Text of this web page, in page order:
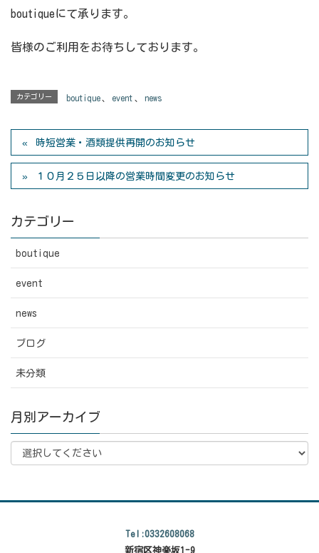
boutiqueにて承ります。
皆様のご利用をお待ちしております。
カテゴリー boutique event news
時短営業・酒類提供再開のお知らせ
１０月２５日以降の営業時間変更のお知らせ
カテゴリー
boutique
event
news
ブログ
未分類
月別アーカイブ
Tel:0332608068
新宿区神楽坂1-9